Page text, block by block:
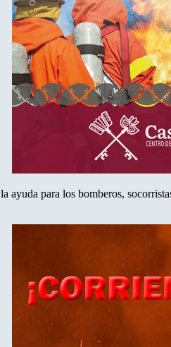
ayuda para los bomberos,